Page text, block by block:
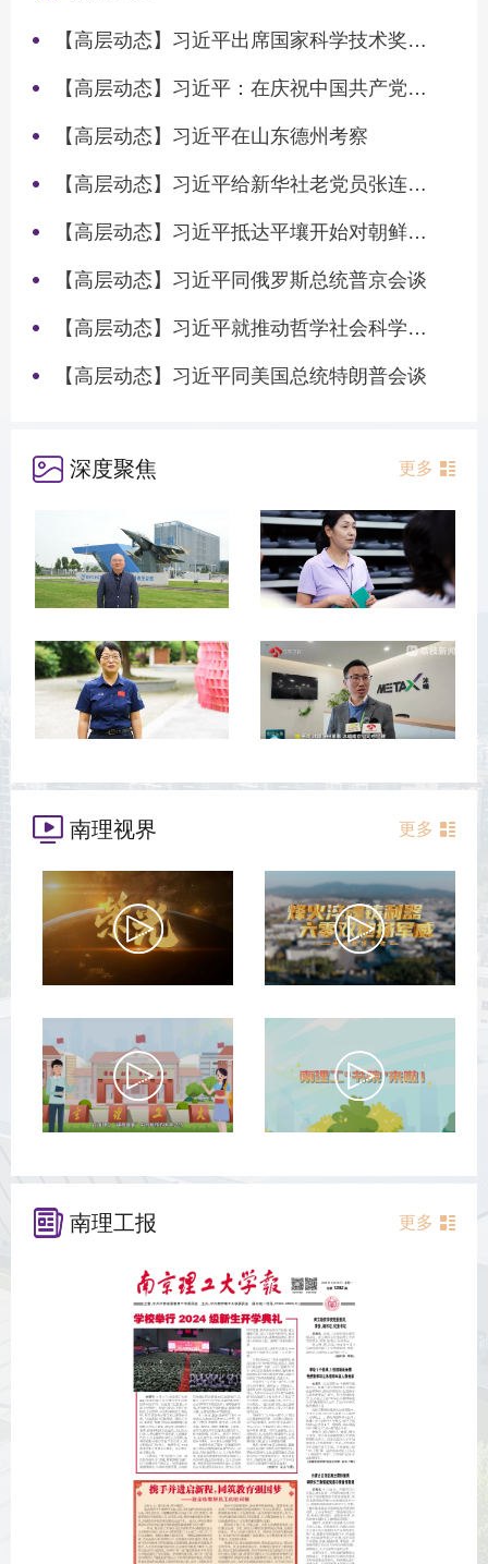
【高层动态】习近平出席国家科学技术奖励大会两院院士大会中国科协第十一次全国代表大会并发表重要讲话
【高层动态】习近平：在庆祝中国共产党成立105周年大会上的讲话
【高层动态】习近平在山东德州考察
【高层动态】习近平给新华社老党员张连生回信强调 传承红色基因 在新征程上书写优异答卷
【高层动态】习近平抵达平壤开始对朝鲜进行国事访问
【高层动态】习近平同俄罗斯总统普京会谈
【高层动态】习近平就推动哲学社会科学高质量发展作出重要指示
【高层动态】习近平同美国总统特朗普会谈
深度聚焦 更多
南理视界 更多
南理工报 更多